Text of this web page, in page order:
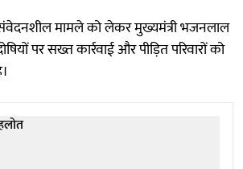
मामले को लेकर मुख्यमंत्री भजनलाल
पर सख्त कार्रवाई और पीड़ित परिवारों को